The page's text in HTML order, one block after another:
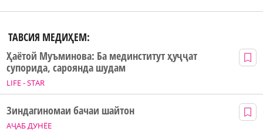
ТАВСИЯ МЕДИҲЕМ:
LIFE - STAR
Ҳаётой Муъминова: Ба мединститут ҳуҷҷат
супорида, сароянда шудам
АҶАБ ДУНЁЕ
Зиндагиномаи бачаи шайтон